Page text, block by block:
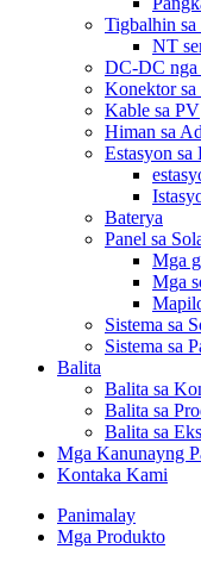
Tigbalhin
NT
DC-DC nga
Konektor sa
Kable sa PV
Himan sa
Estasyon sa
Baterya
Panel sa
Mga
Mga
Sistema sa
Sistema sa
Balita
Balita sa
Balita sa
Balita sa
Mga Kanunayng
Kontaka Kami
Panimalay
Mga Produkto